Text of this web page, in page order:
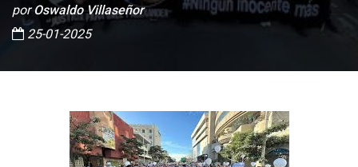
porOswaldo Villaseñor
25-01-2025